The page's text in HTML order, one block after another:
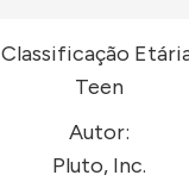
Classificação
Teen
Autor:
Pluto, Inc.